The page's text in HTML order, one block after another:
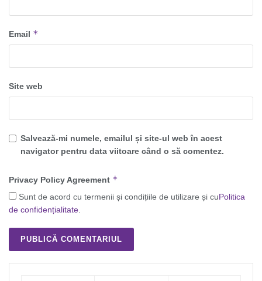
Email *
Site web
Salvează-mi numele, emailul și site-ul web în acest
navigator pentru data viitoare când o să comentez.
Privacy Policy Agreement *
Sunt de acord cu termenii și condițiile de utilizare și cuPolitica
de confidențialitate.